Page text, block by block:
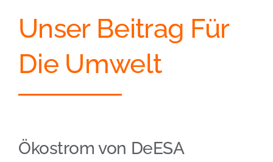
Unser Beitrag Für
Die Umwelt
Ökostrom von DeESA